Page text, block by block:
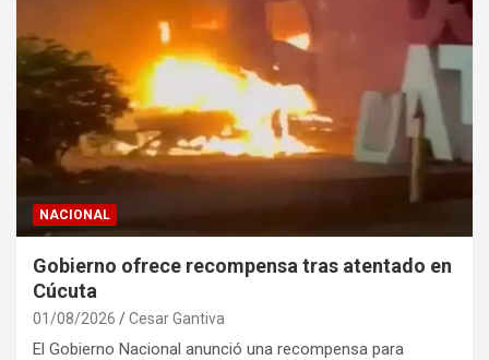
NACIONAL
Gobierno ofrece recompensa tras atentado en
Cúcuta
01/08/2026 Cesar Gantiva
El Gobierno Nacional anunció una recompensa para